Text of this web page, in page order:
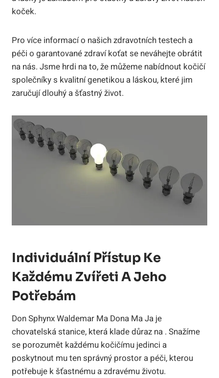
koček.
Pro více informací o ​našich zdravotních testech a
péči o garantované zdraví koťat se​ neváhejte ⁤obrátit
na⁢ nás. Jsme hrdi na to, ⁢že ​můžeme nabídnout ⁢kočičí
společníky s kvalitní genetikou​ a láskou, které jim​
zaručují dlouhý ​a šťastný život.
Individuální Přístup Ke
Každému Zvířeti A Jeho
Potřebám
Don⁤ Sphynx Waldemar Ma Dona Ma Ja je
chovatelská‌ stanice, která klade důraz na . Snažíme⁢
se porozumět každému kočičímu jedinci a
poskytnout mu ten správný prostor ‍a péči,‌ kterou
⁢potřebuje k ​šťastnému a zdravému životu.